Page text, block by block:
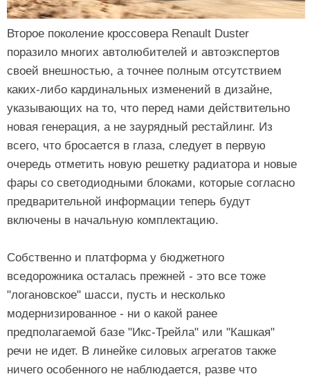
Второе поколение кроссовера Renault Duster
поразило многих автолюбителей и автоэкспертов
своей внешностью, а точнее полным отсутствием
каких-либо кардинальных изменений в дизайне,
указывающих на то, что перед нами действительно
новая генерация, а не заурядный рестайлинг. Из
всего, что бросается в глаза, следует в первую
очередь отметить новую решетку радиатора и новые
фары со светодиодными блоками, которые согласно
предварительной информации теперь будут
включены в начальную комплектацию.
Собственно и платформа у бюджетного
вседорожника осталась прежней - это все тоже
"логановское" шасси, пусть и несколько
модернизированное - ни о какой ранее
предполагаемой базе "Икс-Трейла" или "Кашкая"
речи не идет. В линейке силовых агрегатов также
ничего особенного не наблюдается, разве что